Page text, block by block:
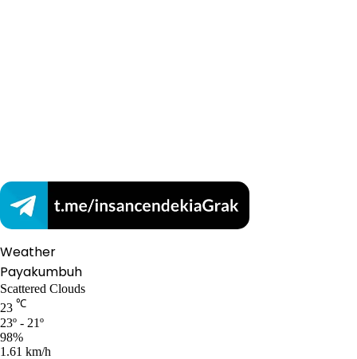
Weather
Payakumbuh
Scattered Clouds
23 ℃
23º - 21º
98%
1.61 km/h